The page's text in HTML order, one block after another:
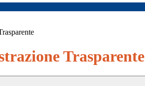
Trasparente